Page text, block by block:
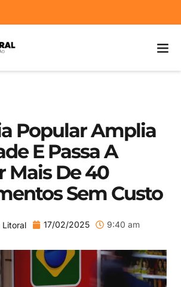
Popular Amplia
E Passa A
Mais De 40
Sem Custo
Litoral 17/02/2025 9:40 am